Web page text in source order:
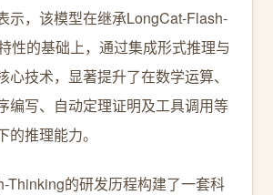
示，该模型在继承LongCat-Flash-
性的基础上，通过集成形式推理与
心技术，显著提升了在数学运算、
编写、自动定理证明及工具调用等
的推理能力。
Thinking的研发历程构建了一套科